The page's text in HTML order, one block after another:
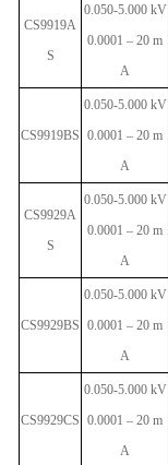
CS9919A
S
0.050-5.000 kV
0.0001 – 20 m
A
CS9919BS
0.050-5.000 kV
0.0001 – 20 m
A
CS9929A
S
0.050-5.000 kV
0.0001 – 20 m
A
CS9929BS
0.050-5.000 kV
0.0001 – 20 m
A
CS9929CS
0.050-5.000 kV
0.0001 – 20 m
A